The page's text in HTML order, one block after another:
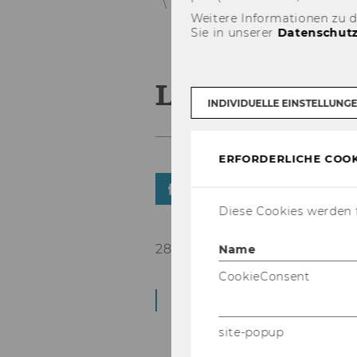
Student Counselling
News
Leichter
28. Mai 2026
Peer­group |
Weitere Informationen zu
Sie in unserer
INDIVIDUELLE
ERFORDERLICHE
Diese Cookies
Name
CookieConsent
site-popup